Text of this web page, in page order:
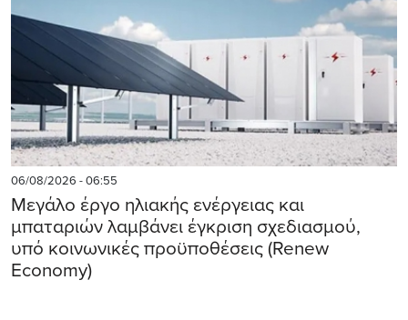
06/08/2026 - 06:55
Μεγάλο έργο ηλιακής ενέργειας και
μπαταριών λαμβάνει έγκριση σχεδιασμού,
υπό κοινωνικές προϋποθέσεις (Renew
Economy)